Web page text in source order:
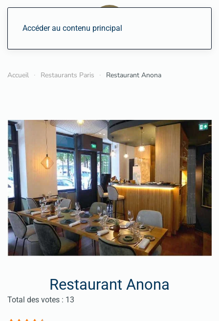
Accéder au contenu principal
Accueil Restaurants Paris Restaurant Anona
Restaurant Anona
Vote utilisateur:4.5/
Total des votes : 13